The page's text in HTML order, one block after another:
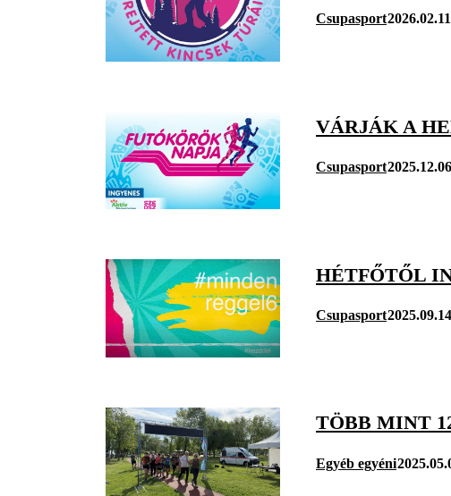
Csupasport
VÁRJÁK A
Csupasport
HÉTFŐTŐL
Csupasport
TÖBB MINT
Egyéb egyéni